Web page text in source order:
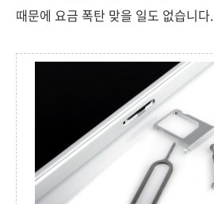
때문에 요금 폭탄 맞을 일도 없습니다.